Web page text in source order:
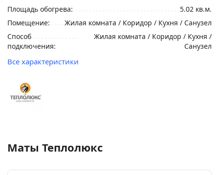
Площадь обогрева:
5.02 кв.м.
Помещение:
Жилая комната / Коридор / Кухня / Санузел
Способ
подключения:
Жилая комната / Коридор / Кухня /
Санузел
Все характеристики
Маты Теплолюкс